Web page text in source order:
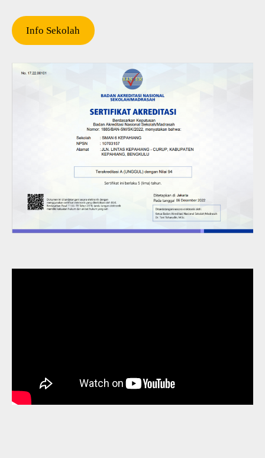
Info Sekolah